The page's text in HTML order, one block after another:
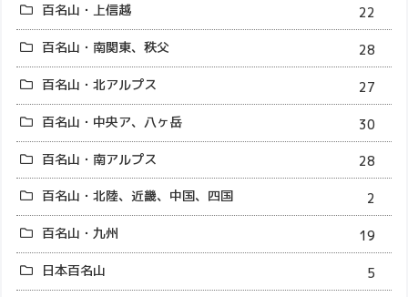
百名山・上信越
22
百名山・南関東、秩父
28
百名山・北アルプス
27
百名山・中央ア、八ヶ岳
30
百名山・南アルプス
28
百名山・北陸、近畿、中国、四国
2
百名山・九州
19
日本百名山
5